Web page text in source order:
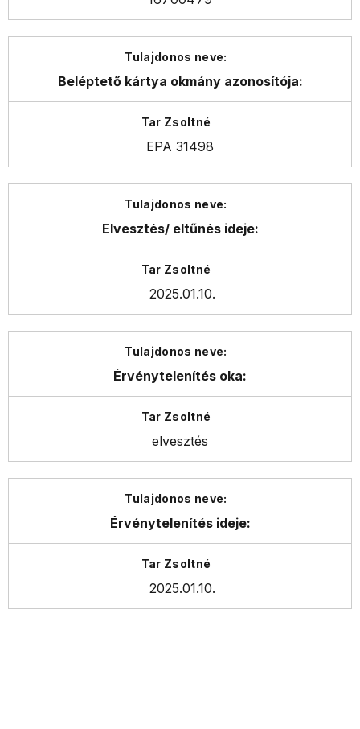
Beléptető kártya okmány azonosítója:
EPA 31498
Elvesztés/ eltűnés ideje:
2025.01.10.
Érvénytelenítés oka:
elvesztés
Érvénytelenítés ideje:
2025.01.10.